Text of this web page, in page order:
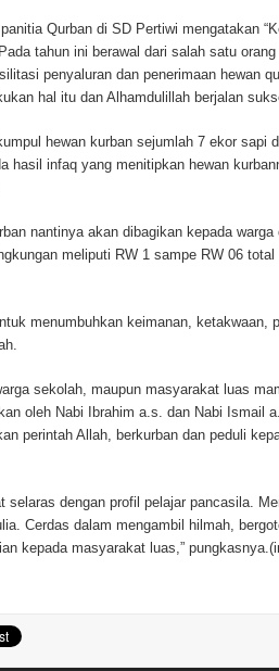
Qurban di SD Pertiwi mengatakan
tahun ini berawal dari salah satu
penyaluran dan penerimaan hewan
hal itu dan Alhamdulillah berjalan
hewan kurban sejumlah 7 ekor sapi
hasil infaq yang menitipkan hewan
nantinya akan dibagikan kepada
meliputi RW 1 sampe RW 06
menumbuhkan keimanan, ketakwaan,
sekolah, maupun masyarakat luas
oleh Nabi Ibrahim a.s. dan Nabi Ismail
perintah Allah, berkurban dan peduli
selaras dengan profil pelajar pancasila.
Cerdas dalam mengambil hilmah,
kepada masyarakat luas,”